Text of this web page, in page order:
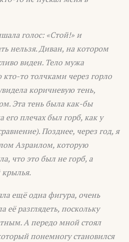
голос: «Стой!» и
нельзя. Диван, на котором
виден. Тело мужа
кто-то толчками через горло
коричневую тень,
Эта тень была как-бы
его плечах был горб, как у
Позднее, через год, я
Азраилом, которую
что это был не горб, а
ещё одна фигура, очень
её разглядеть, поскольку
А передо мной стоял
понемногу становился